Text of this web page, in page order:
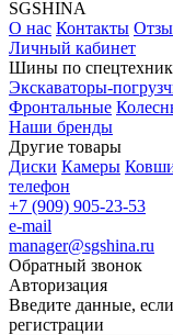
SGSHINA
О нас Контакты
Личный кабинет
Шины по
Экскаваторы-
Фронтальные
Наши бренды
Другие товары
Диски Камеры
телефон
+7 (909) 905-23-53
e-mail
manager@sgshina.ru
Обратный звонок
Авторизация
Введите данные,
регистрации